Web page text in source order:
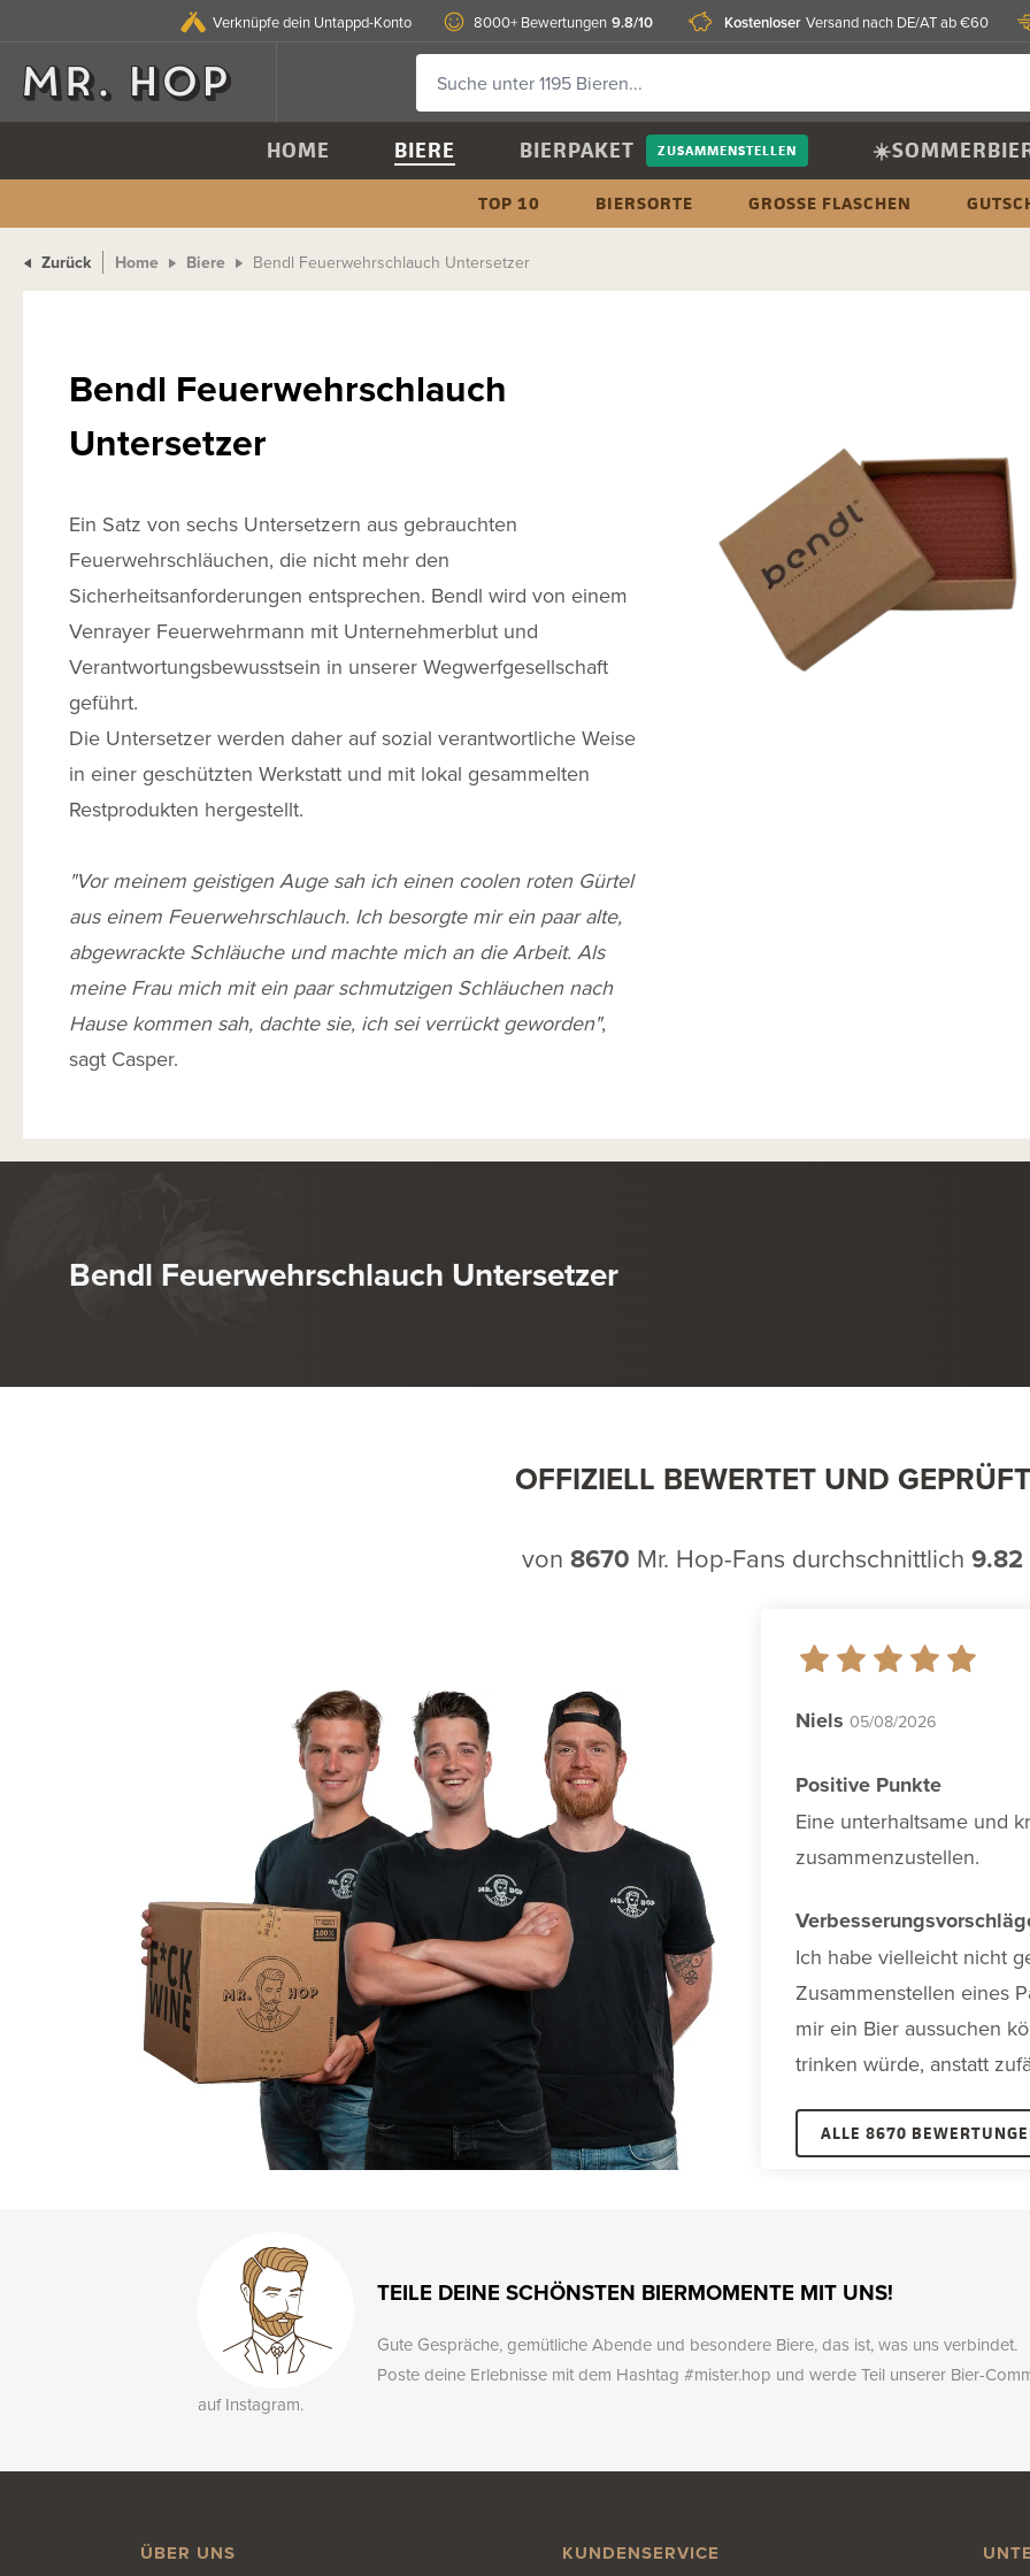
Verknüpfe dein Untappd-Konto 8000+ Bewertungen 9.8/10 Kostenloser Versand nach DE/AT ab €60
HOME BIERE BIERPAKET ZUSAMMENSTELLEN
TOP 10 BIERSORTE GROSSE FLASCHEN
Zurück Home Biere Bendl Feuerwehrschlauch Untersetzer
Bendl Feuerwehrschlauch
Untersetzer
Ein Satz von sechs Untersetzern aus gebrauchten
Feuerwehrschläuchen, die nicht mehr den
Sicherheitsanforderungen entsprechen. Bendl wird von einem
Venrayer Feuerwehrmann mit Unternehmerblut und
Verantwortungsbewusstsein in unserer Wegwerfgesellschaft
geführt.
Die Untersetzer werden daher auf sozial verantwortliche Weise
in einer geschützten Werkstatt und mit lokal gesammelten
Restprodukten hergestellt.
"Vor meinem geistigen Auge sah ich einen coolen roten Gürtel
aus einem Feuerwehrschlauch. Ich besorgte mir ein paar alte,
abgewrackte Schläuche und machte mich an die Arbeit. Als
meine Frau mich mit ein paar schmutzigen Schläuchen nach
Hause kommen sah, dachte sie, ich sei verrückt geworden",
sagt Casper.
Bendl Feuerwehrschlauch Untersetzer
OFFIZIELL BEWERTET UND GEPRÜFT
von 8670 Mr. Hop-Fans durchschnittlich 9.82
Niels 05/08/2026
Positive Punkte
Eine unterhaltsame und
zusammenzustellen.
Ich habe vielleicht nicht
Zusammenstellen eines
mir ein Bier aussuchen
trinken würde, anstatt
ALLE 8670
TEILE DEINE SCHÖNSTEN BIERMOMENTE MIT UNS!
Gute Gespräche, gemütliche Abende und besondere Biere, das ist, was uns verbindet.
Poste deine Erlebnisse mit dem Hashtag #mister.hop und werde Teil unserer Bier-
auf Instagram.
ÜBER UNS KUNDENSERVICE